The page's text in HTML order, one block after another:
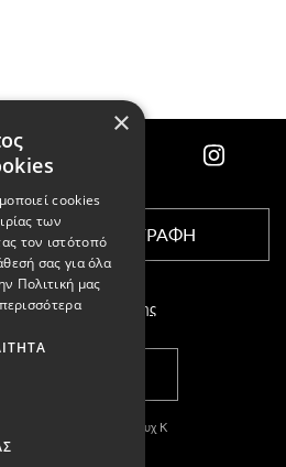
ΕΓΓΡΑΦΗ
τους όρους χρήσης
2026 Κασπαριάν Σεμπουχ Κ
×
cookies
των
τον ιστότοπό
σας για όλα
Πολιτική μας